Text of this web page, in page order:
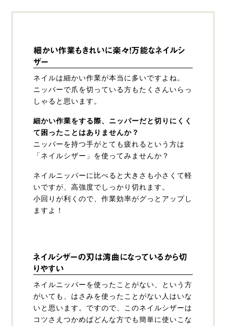
細かい作業もきれいに楽々！万能なネイルシ
ザー
ネイルは細かい作業が本当に多いですよね。
ニッパーで爪を切っている方もたくさんいらっ
しゃると思います。
細かい作業をする際、ニッパーだと切りにくく
て困ったことはありませんか？
ニッパーを持つ手がとても疲れるという方は
「ネイルシザー」を使ってみませんか？
ネイルニッパーに比べると大きさも小さくて軽
いですが、高強度でしっかり切れます。
小回りが利くので、作業効率がグっとアップし
ますよ！
ネイルシザーの刃は湾曲になっているから切
りやすい
ネイルニッパーを使ったことがない、という方
がいても、はさみを使ったことがない人はいな
いと思います。ですので、このネイルシザーは
コツさえつかめばどんな方でも簡単に使いこな